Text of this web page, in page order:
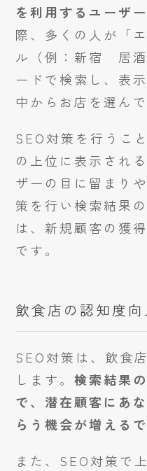
を利用するユーザ
際、多くの人が「
ル（例：新宿 居酒
ードで検索し、表
中からお店を選ん
SEO対策を行うこ
の上位に表示され
ザーの目に留まり
策を行い検索結果
は、新規顧客の獲
です。
飲食店の認知度
SEO対策は、飲食
します。検索結果
で、潜在顧客にあ
らう機会が増えるで
また、SEO対策で